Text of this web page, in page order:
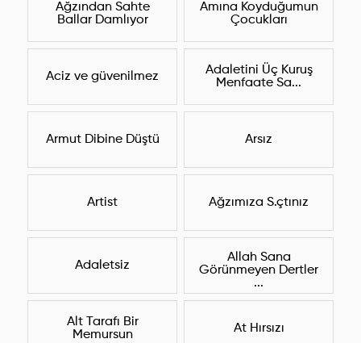
Ağzından Sahte
Ballar Damlıyor
Amına Koyduğumun
Çocukları
Aciz ve güvenilmez
Adaletini Üç Kuruş
Menfaate Sa...
Armut Dibine Düştü Arsız
Artist Ağzımıza S.çtınız
Adaletsiz
Allah Sana
Görünmeyen Dertler
...
Alt Tarafı Bir
Memursun
At Hırsızı